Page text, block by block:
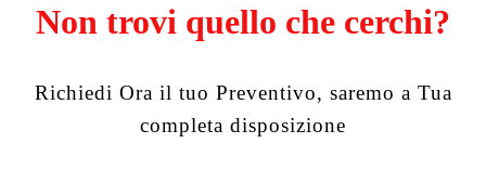
Non trovi quello che cerchi?
Richiedi Ora il tuo Preventivo, saremo a Tua
completa disposizione